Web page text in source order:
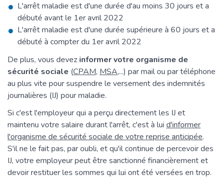
L'arrêt maladie est d'une durée d'au moins 30 jours et a
débuté avant le 1eravril 2022
L'arrêt maladie est d'une durée supérieure à 60 jours et a
débuté à compter du 1eravril 2022
De plus, vous devez informer votre organisme de
sécurité sociale (CPAM, MSA,...) par mail ou par téléphone
au plus vite pour suspendre le versement des indemnités
journalières (IJ) pour maladie.
Si c'est l'employeur qui a perçu directement les IJ et
maintenu votre salaire durant l'arrêt, c'est à lui d'informer
l'organisme de sécurité sociale de votre reprise anticipée.
S'il ne le fait pas, par oubli, et qu'il continue de percevoir des
IJ, votre employeur peut être sanctionné financièrement et
devoir restituer les sommes qui lui ont été versées en trop.